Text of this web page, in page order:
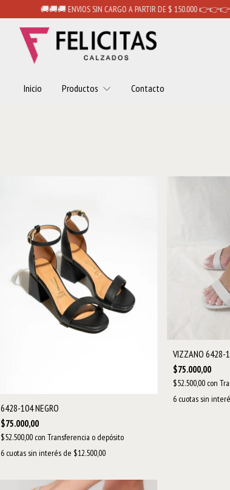
🚚🚚🚚 ENVIOS SIN CARGO A PARTIR DE $ 150.000 👉👉👉 NARANJA
Inicio Productos Contacto
6428-104 NEGRO
$75.000,00
$52.500,00 con Transferencia o depósito
6 cuotas sin interés de $12.500,00
VIZZANO 6428-
$75.000,00
$52.500,00 con
6 cuotas sin